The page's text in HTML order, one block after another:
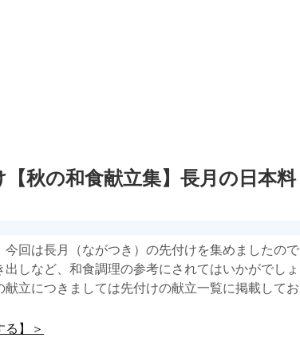
【秋の和食献立集】長月の日本料
今回は長月（ながつき）の先付けを集めましたので
しなど、和食調理の参考にされてはいかがでしょ
献立につきましては先付けの献立一覧に掲載してお
る】＞